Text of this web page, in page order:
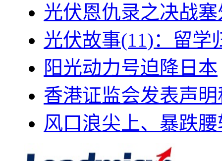
光伏恩仇录之决战
光伏故事(11)：留学
阳光动力号迫降日本
香港证监会发表声
风口浪尖上、暴跌